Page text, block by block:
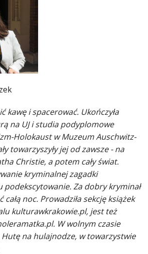
kawę i spacerować. Ukończyła
na UJ i studia podyplomowe
Holokaust w Muzeum Auschwitz-
towarzyszyły jej od zawsze - na
Christie, a potem cały świat.
kryminalnej zagadki
podekscytowanie. Za dobry kryminał
całą noc. Prowadziła sekcję książek
kulturawkrakowie.pl, jest też
W wolnym czasie
na hulajnodze, w towarzystwie